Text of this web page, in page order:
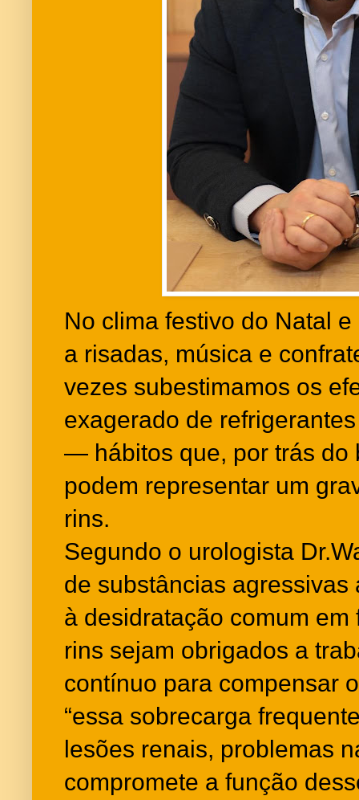
No clima festivo do Natal
a risadas, música e
vezes subestimamos os
exagerado de
— hábitos que, por trás do
podem representar um
rins.
Segundo o urologista
de substâncias
à desidratação comum
rins sejam obrigados a
contínuo para compensar
“essa sobrecarga
lesões renais, problemas
compromete a função